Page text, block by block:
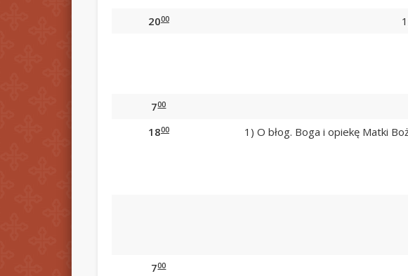
2000
700
1800 1) O błog. Boga i opiekę Matki
700